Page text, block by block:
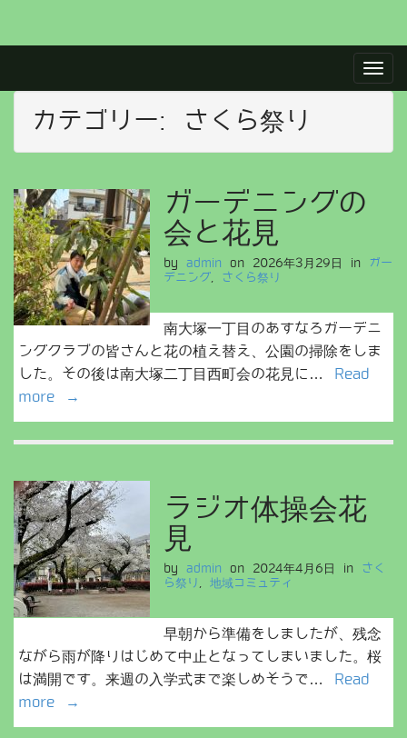
i
i
カテゴリー: さくら祭り
ガーデニングの
会と花見
by admin on 2026年3月29日 in
ガー
デニング, さくら祭り
南大塚一丁目のあすなろガーデニ
ングクラブの皆さんと花の植え替え、公園の掃除をしま
した。その後は南大塚二丁目西町会の花見に…
Read
more →
ラジオ体操会花
見
by admin on 2024年4月6日 in さく
ら祭り , 地域コミュティ
早朝から準備をしましたが、残念
ながら雨が降りはじめて中止となってしまいました。桜
は満開です。来週の入学式まで楽しめそうで…
Read
more →